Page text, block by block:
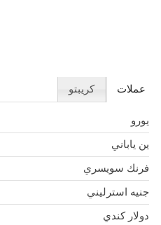
عملات كريبتو
يورو
ين ياباني
فرنك سويسري
جنيه استرليني
دولار كندي